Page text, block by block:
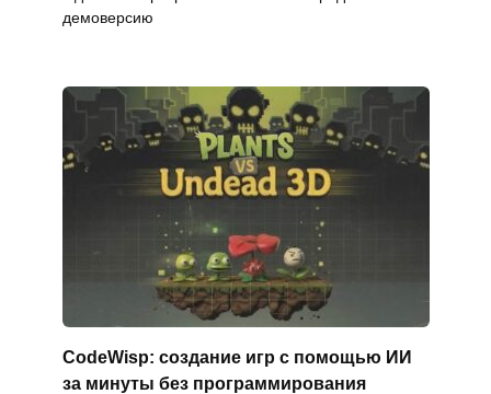
демоверсию
CodeWisp: создание игр с помощью ИИ
за минуты без программирования